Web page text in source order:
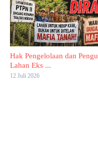
Hak Pengelolaan dan
Lahan Eks ...
12 Juli 2026